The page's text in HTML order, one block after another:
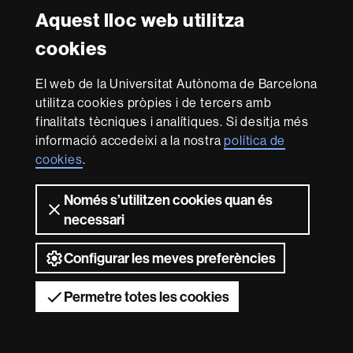
Aquest lloc web utilitza
cookies
El web de la Universitat Autònoma de Barcelona
utilitza cookies pròpies i de tercers amb
finalitats tècniques i analítiques. Si desitja més
informació accedeixi a la nostrapolítica de
cookies.
Només s’utilitzen cookies quan és
necessari
Configurar les meves preferències
Permetre totes les cookies
-
Euraxess
Amb el finançament de
Sobre
aquest
web
Avís legal Protecció de dades Sobre el
web
Accessibilitat web Mapa del web UAB
docència de qualitat i excel·lència, diversificada,
multidisciplinària i flexible, ajustada a les necessitats de
la societat i adaptada als nous models de l'Europa del
coneixement. La UAB és reconeguda internacionalment
per la qualitat i el caràcter innovador de la seva recerca.
2026 Universitat Autònoma de Barcelona